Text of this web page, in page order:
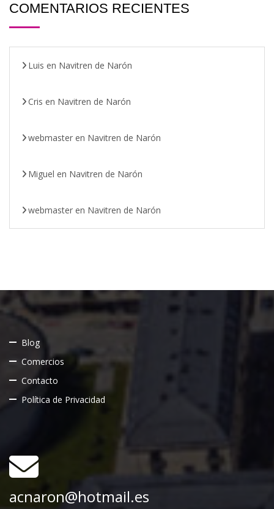
COMENTARIOS RECIENTES
Luis en Navitren de Narón
Cris en Navitren de Narón
webmaster en Navitren de Narón
Miguel en Navitren de Narón
webmaster en Navitren de Narón
Blog
Comercios
Contacto
Política de Privacidad
acnaron@hotmail.es